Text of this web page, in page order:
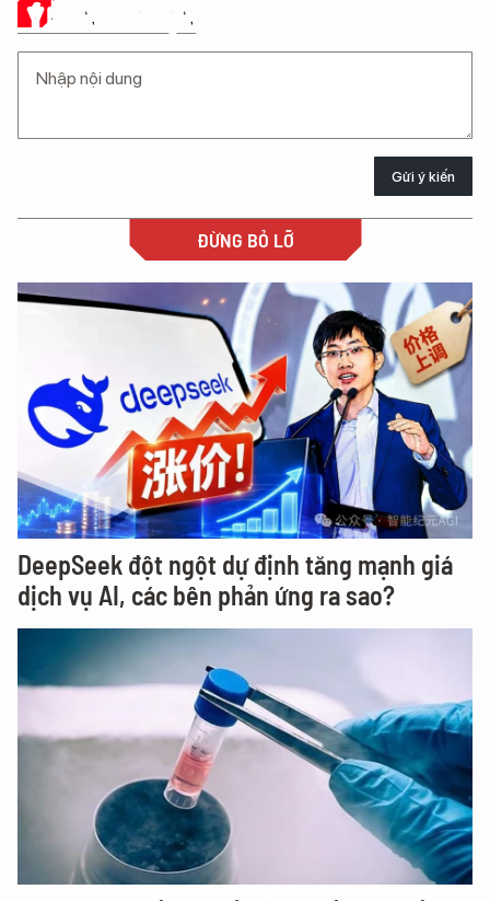
Ý KIẾN CỦA BẠN
Gửi ý kiến
ĐỪNG BỎ LỠ
DeepSeek đột ngột dự định tăng mạnh giá
dịch vụ AI, các bên phản ứng ra sao?